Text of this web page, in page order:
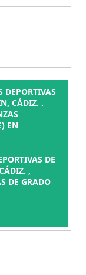
DEPORTIVAS
CÁDIZ. .
EN
DE
,
DE GRADO